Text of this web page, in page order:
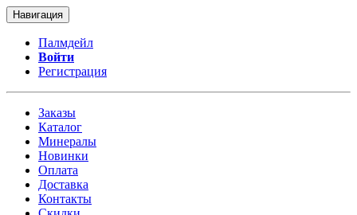
Навигация
Палмдейл
Войти
Регистрация
Заказы
Каталог
Минералы
Новинки
Оплата
Доставка
Контакты